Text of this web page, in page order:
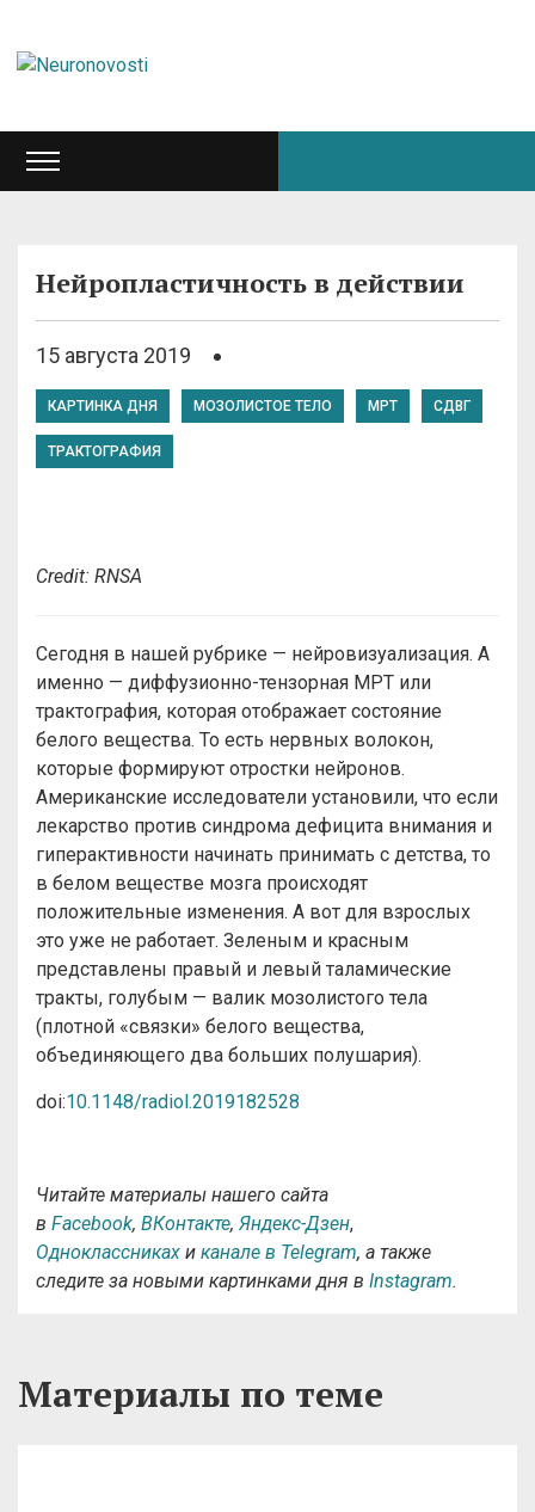
Нейропластичность в действии
15 августа 2019
КАРТИНКА ДНЯ МОЗОЛИСТОЕ ТЕЛО МРТ СДВГ
ТРАКТОГРАФИЯ
Credit: RNSA
Сегодня в нашей рубрике — нейровизуализация. А
именно — диффузионно-тензорная МРТ или
трактография, которая отображает состояние
белого вещества. То есть нервных волокон,
которые формируют отростки нейронов.
Американские исследователи установили, что если
лекарство против синдрома дефицита внимания и
гиперактивности начинать принимать с детства, то
в белом веществе мозга происходят
положительные изменения. А вот для взрослых
это уже не работает. Зеленым и красным
представлены правый и левый таламические
тракты, голубым — валик мозолистого тела
(плотной «связки» белого вещества,
объединяющего два больших полушария).
doi:10.1148/radiol.2019182528
Читайте материалы нашего сайта
в Facebook, ВКонтакте, Яндекс-Дзен,
Одноклассниках и канале в Telegram, а также
следите за новыми картинками дня в Instagram.
Материалы по теме